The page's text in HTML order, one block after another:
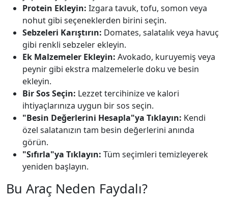
Protein Ekleyin: Izgara tavuk, tofu, somon veya
nohut gibi seçeneklerden birini seçin.
Sebzeleri Karıştırın: Domates, salatalık veya havuç
gibi renkli sebzeler ekleyin.
Ek Malzemeler Ekleyin: Avokado, kuruyemiş veya
peynir gibi ekstra malzemelerle doku ve besin
ekleyin.
Bir Sos Seçin: Lezzet tercihinize ve kalori
ihtiyaçlarınıza uygun bir sos seçin.
"Besin Değerlerini Hesapla"ya Tıklayın: Kendi
özel salatanızın tam besin değerlerini anında
görün.
"Sıfırla"ya Tıklayın: Tüm seçimleri temizleyerek
yeniden başlayın.
Bu Araç Neden Faydalı?